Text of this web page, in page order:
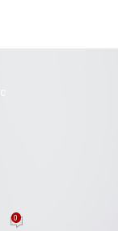
Thông
Thự &
0